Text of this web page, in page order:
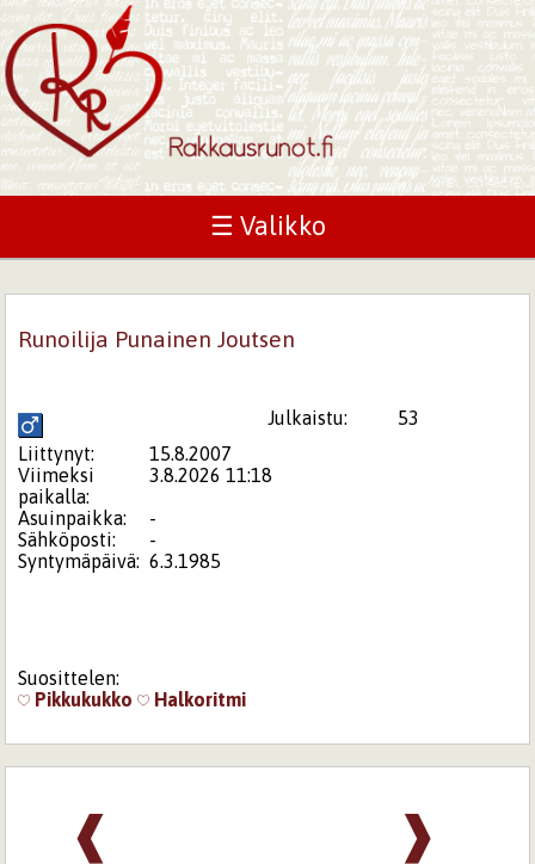
☰ Valikko
Runoilija Punainen Joutsen
Julkaistu:
53
Liittynyt:
15.8.2007
Viimeksi
paikalla:
3.8.2026 11:18
Asuinpaikka:
-
Sähköposti:
-
Syntymäpäivä: 6.3.1985
Suosittelen:
Pikkukukko
Halkoritmi
❱
❰